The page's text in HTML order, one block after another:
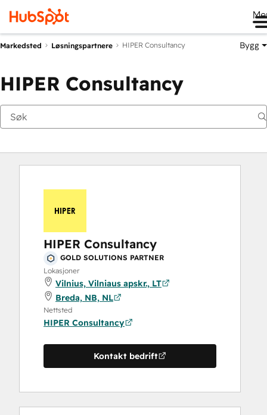
Markedsted Løsningspartnere HIPER Consultancy Bygg
HIPER Consultancy
HIPER Consultancy
GOLD SOLUTIONS PARTNER
Lokasjoner
Vilnius, Vilniaus apskr., LT
Breda, NB, NL
Nettsted
HIPER Consultancy
Kontakt bedrift